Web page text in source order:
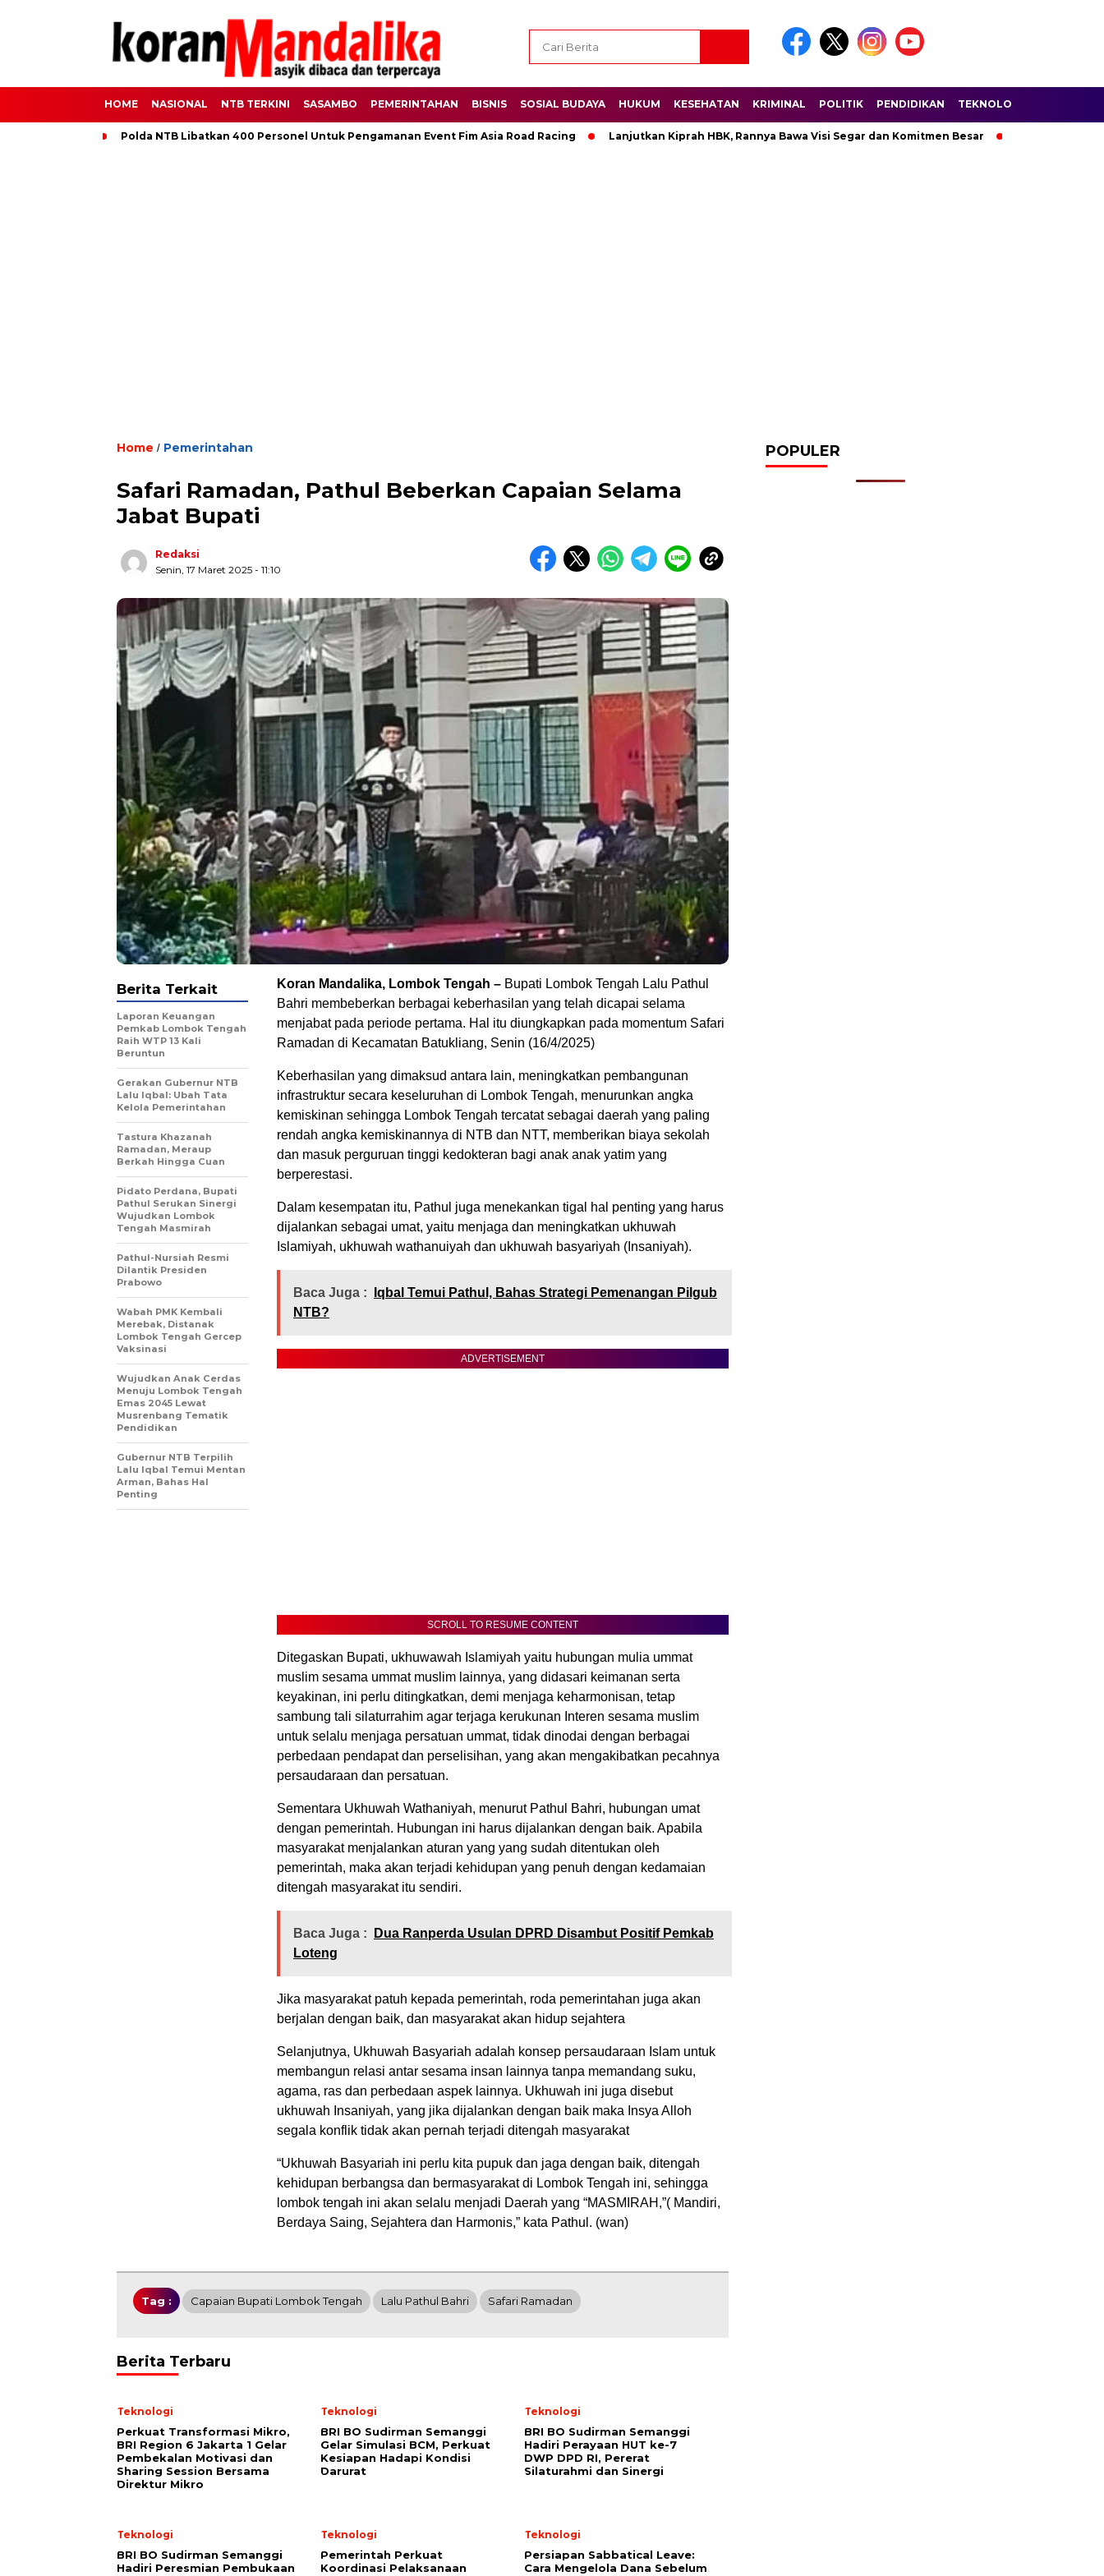
HOME NASIONAL NTB TERKINI SASAMBO PEMERINTAHAN BISNIS SOSIAL BUDAYA HUKUM KESEHATAN KRIMINAL POLITIK PENDIDIKAN TEKNOLOGI
Polda NTB Libatkan 400 Personel Untuk Pengamanan Event Fim Asia Road Racing Lanjutkan Kiprah HBK, Rannya Bawa Visi Segar dan Komitmen Besar
Home / Pemerintahan
Safari Ramadan, Pathul Beberkan Capaian Selama
Jabat Bupati
Redaksi
Senin, 17 Maret 2025 - 11:10
Koran Mandalika, Lombok Tengah – Bupati Lombok Tengah Lalu Pathul
Bahri membeberkan berbagai keberhasilan yang telah dicapai selama
menjabat pada periode pertama. Hal itu diungkapkan pada momentum Safari
Ramadan di Kecamatan Batukliang, Senin (16/4/2025)
Keberhasilan yang dimaksud antara lain, meningkatkan pembangunan
infrastruktur secara keseluruhan di Lombok Tengah, menurunkan angka
kemiskinan sehingga Lombok Tengah tercatat sebagai daerah yang paling
rendah angka kemiskinannya di NTB dan NTT, memberikan biaya sekolah
dan masuk perguruan tinggi kedokteran bagi anak anak yatim yang
berperestasi.
Dalam kesempatan itu, Pathul juga menekankan tigal hal penting yang harus
dijalankan sebagai umat, yaitu menjaga dan meningkatkan ukhuwah
Islamiyah, ukhuwah wathanuiyah dan ukhuwah basyariyah (Insaniyah).
Baca Juga :
Iqbal Temui Pathul, Bahas Strategi Pemenangan Pilgub
NTB?
ADVERTISEMENT
SCROLL TO RESUME CONTENT
Ditegaskan Bupati, ukhuwawah Islamiyah yaitu hubungan mulia ummat
muslim sesama ummat muslim lainnya, yang didasari keimanan serta
keyakinan, ini perlu ditingkatkan, demi menjaga keharmonisan, tetap
sambung tali silaturrahim agar terjaga kerukunan Interen sesama muslim
untuk selalu menjaga persatuan ummat, tidak dinodai dengan berbagai
perbedaan pendapat dan perselisihan, yang akan mengakibatkan pecahnya
persaudaraan dan persatuan.
Sementara Ukhuwah Wathaniyah, menurut Pathul Bahri, hubungan umat
dengan pemerintah. Hubungan ini harus dijalankan dengan baik. Apabila
masyarakat menjalankan aturan yang yang sudah ditentukan oleh
pemerintah, maka akan terjadi kehidupan yang penuh dengan kedamaian
ditengah masyarakat itu sendiri.
Baca Juga :
Dua Ranperda Usulan DPRD Disambut Positif Pemkab
Loteng
Jika masyarakat patuh kepada pemerintah, roda pemerintahan juga akan
berjalan dengan baik, dan masyarakat akan hidup sejahtera
Selanjutnya, Ukhuwah Basyariah adalah konsep persaudaraan Islam untuk
membangun relasi antar sesama insan lainnya tanpa memandang suku,
agama, ras dan perbedaan aspek lainnya. Ukhuwah ini juga disebut
ukhuwah Insaniyah, yang jika dijalankan dengan baik maka Insya Alloh
segala konflik tidak akan pernah terjadi ditengah masyarakat
“Ukhuwah Basyariah ini perlu kita pupuk dan jaga dengan baik, ditengah
kehidupan berbangsa dan bermasyarakat di Lombok Tengah ini, sehingga
lombok tengah ini akan selalu menjadi Daerah yang “MASMIRAH,”( Mandiri,
Berdaya Saing, Sejahtera dan Harmonis,” kata Pathul. (wan)
Berita Terkait
Laporan Keuangan
Pemkab Lombok Tengah
Raih WTP 13 Kali
Beruntun
Gerakan Gubernur NTB
Lalu Iqbal: Ubah Tata
Kelola Pemerintahan
Tastura Khazanah
Ramadan, Meraup
Berkah Hingga Cuan
Pidato Perdana, Bupati
Pathul Serukan Sinergi
Wujudkan Lombok
Tengah Masmirah
Pathul-Nursiah Resmi
Dilantik Presiden
Prabowo
Wabah PMK Kembali
Merebak, Distanak
Lombok Tengah Gercep
Vaksinasi
Wujudkan Anak Cerdas
Menuju Lombok Tengah
Emas 2045 Lewat
Musrenbang Tematik
Pendidikan
Gubernur NTB Terpilih
Lalu Iqbal Temui Mentan
Arman, Bahas Hal
Penting
Tag : Capaian Bupati Lombok Tengah Lalu Pathul Bahri Safari Ramadan
Berita Terbaru
Teknologi
Perkuat Transformasi Mikro,
BRI Region 6 Jakarta 1 Gelar
Pembekalan Motivasi dan
Sharing Session Bersama
Direktur Mikro
Teknologi
BRI BO Sudirman Semanggi
Gelar Simulasi BCM, Perkuat
Kesiapan Hadapi Kondisi
Darurat
Teknologi
BRI BO Sudirman Semanggi
Hadiri Perayaan HUT ke-7
DWP DPD RI, Pererat
Silaturahmi dan Sinergi
Teknologi
BRI BO Sudirman Semanggi
Hadiri Peresmian Pembukaan
Teknologi
Pemerintah Perkuat
Koordinasi Pelaksanaan
Teknologi
Persiapan Sabbatical Leave:
Cara Mengelola Dana Sebelum
POPULER